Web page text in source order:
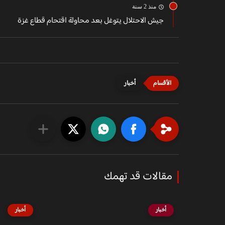
منذ 2 سنة
جيش الاحتلال يتوغل بعد محاولة اقتحام قطاع غزة
أخبار
مقالات قد تهمك
أخبار أخبار